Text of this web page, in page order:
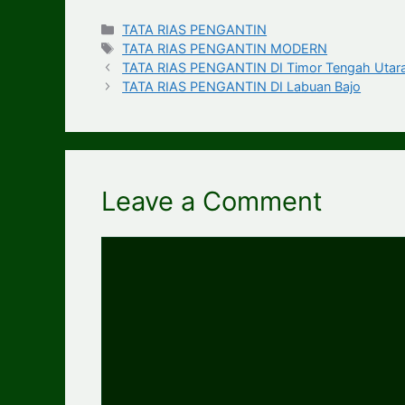
Categories
TATA RIAS PENGANTIN
Tags
TATA RIAS PENGANTIN MODERN
TATA RIAS PENGANTIN DI Timor Tengah
TATA RIAS PENGANTIN DI Labuan Bajo
Leave a Comment